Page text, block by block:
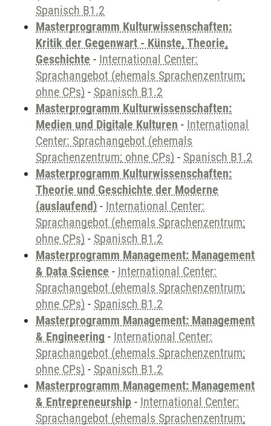
Spanisch B1.2
Masterprogramm Kulturwissenschaften:
Kritik der Gegenwart - Künste, Theorie,
Geschichte - International Center:
Sprachangebot (ehemals Sprachenzentrum;
ohne CPs) - Spanisch B1.2
Masterprogramm Kulturwissenschaften:
Medien und Digitale Kulturen - International
Center: Sprachangebot (ehemals
Sprachenzentrum; ohne CPs) - Spanisch B1.2
Masterprogramm Kulturwissenschaften:
Theorie und Geschichte der Moderne
(auslaufend) - International Center:
Sprachangebot (ehemals Sprachenzentrum;
ohne CPs) - Spanisch B1.2
Masterprogramm Management: Management
& Data Science - International Center:
Sprachangebot (ehemals Sprachenzentrum;
ohne CPs) - Spanisch B1.2
Masterprogramm Management: Management
& Engineering - International Center:
Sprachangebot (ehemals Sprachenzentrum;
ohne CPs) - Spanisch B1.2
Masterprogramm Management: Management
& Entrepreneurship - International Center:
Sprachangebot (ehemals Sprachenzentrum;